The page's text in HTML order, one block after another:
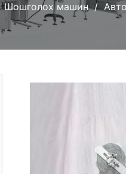
Шошголох машин